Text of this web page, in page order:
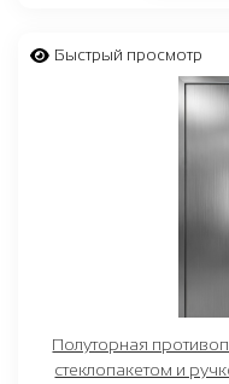
Быстрый просмотр
Полуторная
стеклопакетом и